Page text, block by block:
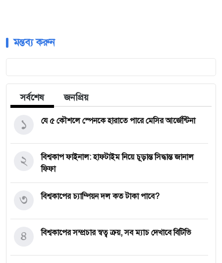
মন্তব্য করুন
সর্বশেষ জনপ্রিয়
যে ৫ কৌশলে স্পেনকে হারাতে পারে মেসির আর্জেন্টিনা
১
বিশ্বকাপ ফাইনাল: হাফটাইম নিয়ে চূড়ান্ত সিদ্ধান্ত জানাল
ফিফা
২
বিশ্বকাপের চ্যাম্পিয়ন দল কত টাকা পাবে?
৩
বিশ্বকাপের সম্প্রচার স্বত্ব ক্রয়, সব ম্যাচ দেখাবে বিটিভি
৪